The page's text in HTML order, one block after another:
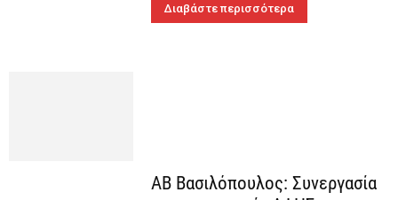
Διαβάστε περισσότερα
ΑΒ Βασιλόπουλος: Συνεργασία